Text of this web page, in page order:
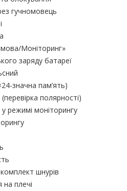
гучномовець
Моніторинг»
заряду батареї
значна пам’ять)
полярності)
режимі моніторингу
шнурів
плечі